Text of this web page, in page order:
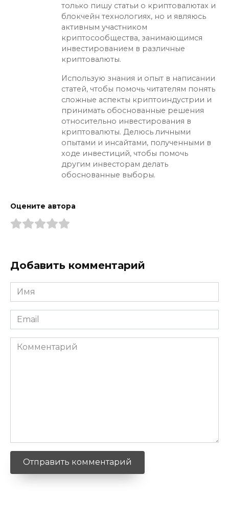
только пишу статьи о криптовалютах и
блокчейн технологиях, но и являюсь
активным участником
криптосообщества, занимающимся
инвестированием в различные
криптовалюты.
Использую знания и опыт в написании
статей, чтобы помочь читателям понять
сложные аспекты криптоиндустрии и
принимать обоснованные решения
относительно инвестирования в
криптовалюты. Делюсь личными
опытами и инсайтами, полученными в
ходе инвестиций, чтобы помочь
другим инвесторам делать
обоснованные выборы.
Оцените автора
Добавить комментарий
Имя
*
Email
*
Комментарий